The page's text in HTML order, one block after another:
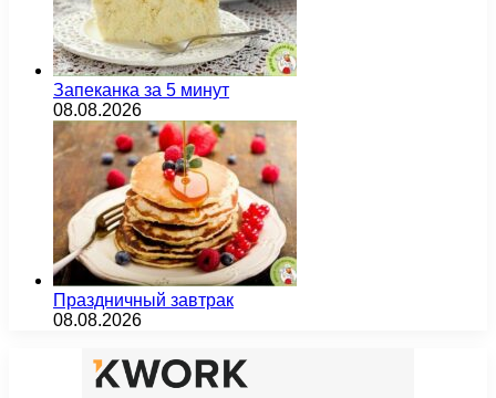
Запеканка за 5 минут
08.08.2026
Праздничный завтрак
08.08.2026